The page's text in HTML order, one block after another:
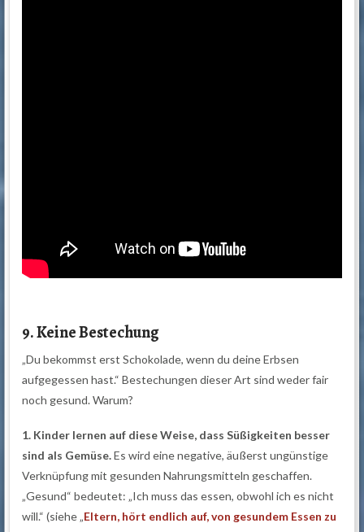
9. Keine Bestechung
„Du bekommst erst Schokolade, wenn du deine Erbsen
aufgegessen hast.“ Bestechungen dieser Art sind weder fair
noch gesund. Warum?
1. Kinder lernen auf diese Weise, dass Süßigkeiten besser
sind als Gemüse.Es wird eine negative, äußerst ungünstige
Verknüpfung mit gesunden Nahrungsmitteln geschaffen.
„Gesund“ bedeutet: „Ich muss das essen, obwohl ich es nicht
will.“ (siehe „Eltern, hört endlich auf, von gesundem Essen zu